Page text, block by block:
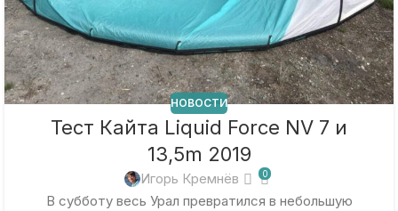
НОВОСТИ
Тест Кайта Liquid Force NV 7 и
13,5m 2019
Игорь Кремнёв 0
В субботу весь Урал превратился в небольшую